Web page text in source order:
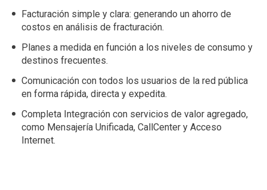
Facturación simple y clara: generando un ahorro de
costos en análisis de fracturación.
Planes a medida en función a los niveles de consumo y
destinos frecuentes.
Comunicación con todos los usuarios de la red pública
en forma rápida, directa y expedita.
Completa Integración con servicios de valor agregado,
como Mensajería Unificada, CallCenter y Acceso
Internet.